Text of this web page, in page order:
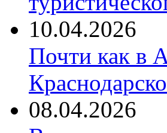
10.04.2026
Почти как в
08.04.2026